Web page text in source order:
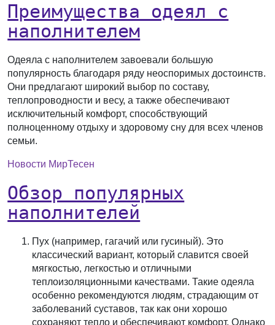
Преимущества одеял с
наполнителем
Одеяла с наполнителем завоевали большую
популярность благодаря ряду неоспоримых достоинств.
Они предлагают широкий выбор по составу,
теплопроводности и весу, а также обеспечивают
исключительный комфорт, способствующий
полноценному отдыху и здоровому сну для всех членов
семьи.
Новости МирТесен
Обзор популярных
наполнителей
Пух (например, гагачий или гусиный). Это
классический вариант, который славится своей
мягкостью, легкостью и отличными
теплоизоляционными качествами. Такие одеяла
особенно рекомендуются людям, страдающим от
заболеваний суставов, так как они хорошо
сохраняют тепло и обеспечивают комфорт. Однако